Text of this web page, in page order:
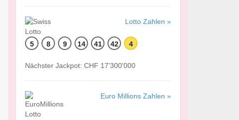
Lotto Zahlen »
5 8 9 14 41 42 4
Nächster Jackpot: CHF 17'300'000
Euro Millions Zahlen »